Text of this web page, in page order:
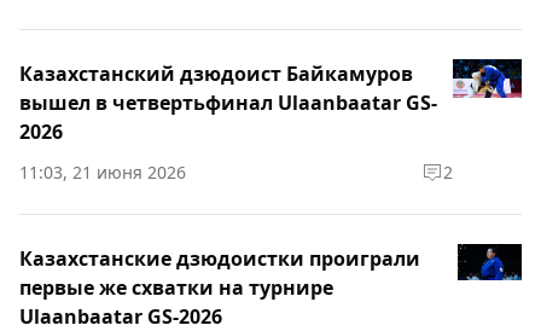
Казахстанский дзюдоист Байкамуров
вышел в четвертьфинал Ulaanbaatar GS-
2026
11:03, 21 июня 2026 2
Казахстанские дзюдоистки проиграли
первые же схватки на турнире
Ulaanbaatar GS-2026